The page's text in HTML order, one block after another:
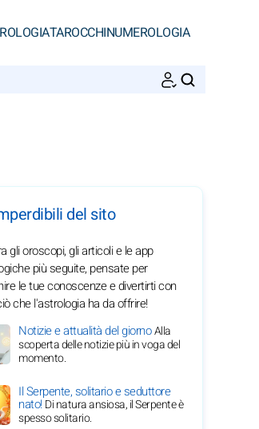
TAROCCHINUMEROLOGIA
del sito
gli oroscopi, gli articoli e le app
più seguite, pensate per
le tue conoscenze e divertirti con
che l'astrologia ha da offrire!
Notizie e attualità del giornoAlla
scoperta delle notizie più in voga del
momento.
Il Serpente, solitario e seduttore
nato!Di natura ansiosa, il Serpente è
spesso solitario.